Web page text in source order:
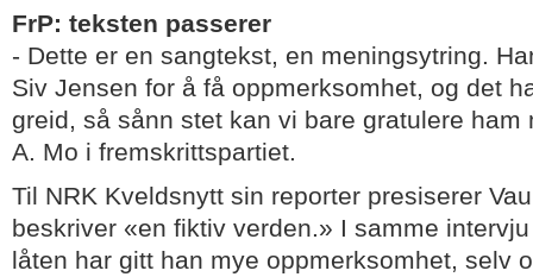
FrP: teksten passerer
- Dette er en sangtekst, en meningsytring.
Siv Jensen for å få oppmerksomhet, og det
greid, så sånn stet kan vi bare gratulere ham
A. Mo i fremskrittspartiet.
Til NRK Kveldsnytt sin reporter presiserer
beskriver «en fiktiv verden.» I samme
låten har gitt han mye oppmerksomhet, selv